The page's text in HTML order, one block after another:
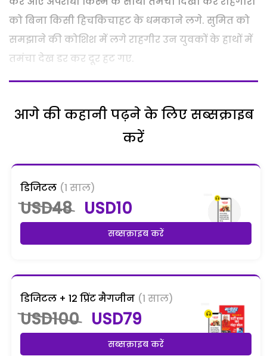
को बिना किसी हिचकिचाहट के धमकाने लगे. सुमित को
समझाने की कोशिश में लगे राहगीर उन युवकों के हाथों में
तमंचा देख डर कर दूर हट गए.
आगे की कहानी पढ़ने के लिए सब्सक्राइब
करें
डिजिटल (1 साल)
USD48 USD10
सब्सक्राइब करें
डिजिटल + 12 प्रिंट मैगजीन (1 साल)
USD100 USD79
सब्सक्राइब करें